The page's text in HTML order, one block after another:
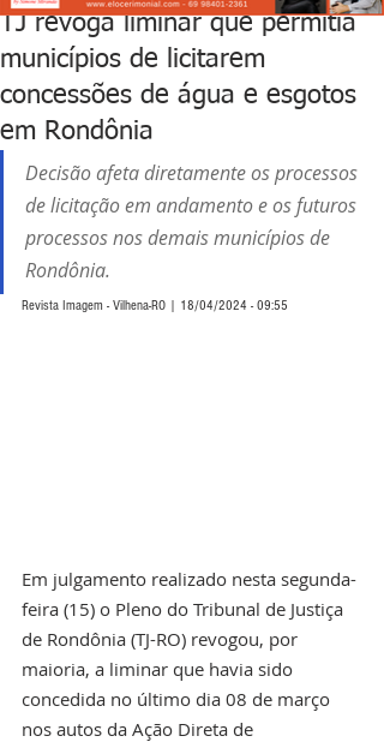
TJ revoga liminar que permitia
municípios de licitarem
concessões de água e esgotos
em Rondônia
Decisão afeta diretamente os processos
de licitação em andamento e os futuros
processos nos demais municípios de
Rondônia.
Revista Imagem - Vilhena-RO | 18/04/2024 - 09:55
Em julgamento realizado nesta segunda-
feira (15) o Pleno do Tribunal de Justiça
de Rondônia (TJ-RO) revogou, por
maioria, a liminar que havia sido
concedida no último dia 08 de março
nos autos da Ação Direta de